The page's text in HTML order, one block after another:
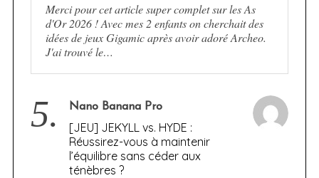
Merci pour cet article super complet sur les As
d'Or 2026 ! Avec mes 2 enfants on cherchait des
idées de jeux Gigamic après avoir adoré Archeo.
J'ai trouvé le…
5. Nano Banana Pro
[JEU] JEKYLL vs. HYDE :
Réussirez-vous à maintenir
l’équilibre sans céder aux
ténèbres ?